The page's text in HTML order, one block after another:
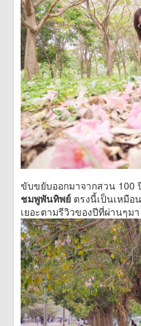
ขับขยับออกมาจากสวน 100
ชมพูพันทิพย์ ตรงนี้เป็นเหมื
เยอะตามรีวิวของปีที่ผ่านๆมา